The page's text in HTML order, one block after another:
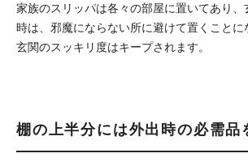
家族のスリッパは各々の部屋に置いてあり、
時は、邪魔にならない所に避けて置くことに
玄関のスッキリ度はキープされます。
棚の上半分には外出時の必需品